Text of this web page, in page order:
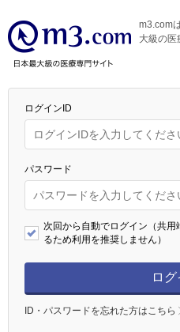
m3.com
大級の医
ログインID
パスワード
次回から自動でログイン（共
るため利用を推奨しません）
ロ
ID・パスワードを忘れた方はこちら